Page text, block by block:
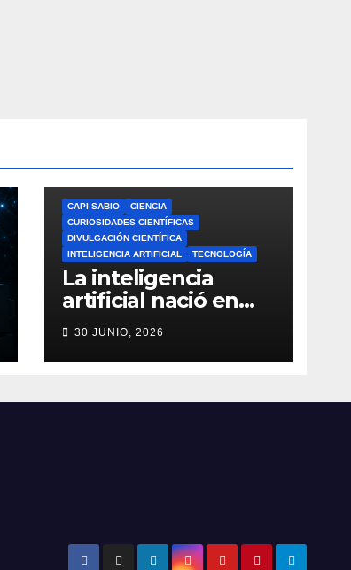
CAPI SABIO
CIENCIA
CURIOSIDADES CIENTÍFICAS
DIVULGACIÓN CIENTÍFICA
INTELIGENCIA ARTIFICIAL
TECNOLOGÍA
La inteligencia
artificial nació en
1956: el verdadero
origen de la IA que
cambió el mundo
30 JUNIO, 2026